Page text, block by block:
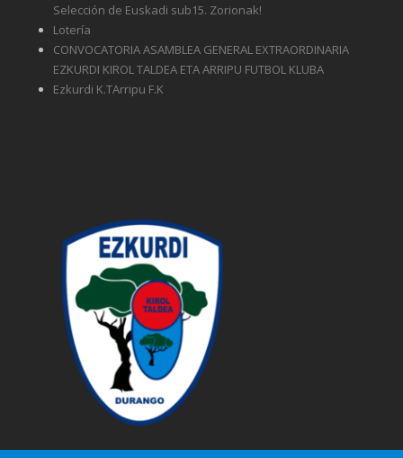
Selección de Euskadi sub15. Zorionak!
Lotería
CONVOCATORIA ASAMBLEA GENERAL EXTRAORDINARIA
EZKURDI KIROL TALDEA ETA ARRIPU FUTBOL KLUBA
Ezkurdi K.TArripu F.K